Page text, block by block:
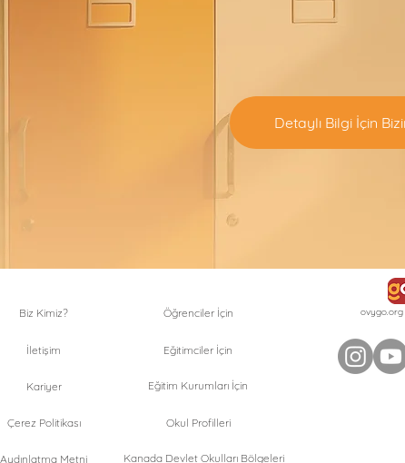
Detaylı Bilgi İçin
Biz Kimiz? Öğrenciler İçin
İletişim
Kariyer
Eğitimciler İçin
Eğitim Kurumları İçin
Çerez Politikası
Aydınlatma Metni
Okul Profilleri
Kanada Devlet Okulları Bölgeleri